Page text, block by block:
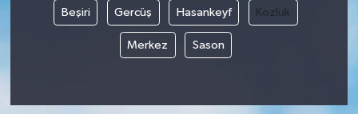
Beşiri Gercüş Hasankeyf Kozluk
Merkez Sason